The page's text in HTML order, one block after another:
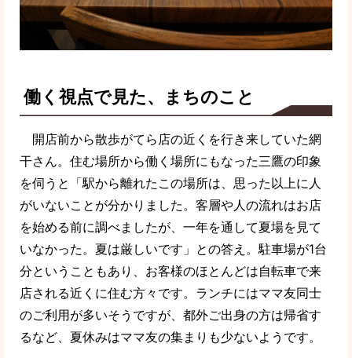
働く視点で見た、まちのこと
開店前から散歩がてら店の近くを行き来していた網
干さん。住む場所から働く場所にもなった三鷹の印象
を伺うと「駅から離れたこの場所は、思った以上に人
がいないことが分かりました。客層や人の流れはお店
を始める前に調べましたが、一年を通して夏場を見て
いなかった。夏は厳しいです」との答え。駐車場が1台
分ということもあり、お客様のほとんどは自転車で来
店される近くに住む方々です。ランチにはママ友同士
のご利用が多いそうですが、都外ご出身の方は帰省す
るなど、夏休みはママ友の集まりも少ないようです。